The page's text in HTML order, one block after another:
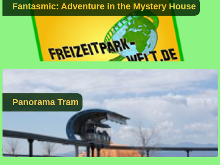
Fantasmic: Adventure in the Mystery House
Panorama Tram